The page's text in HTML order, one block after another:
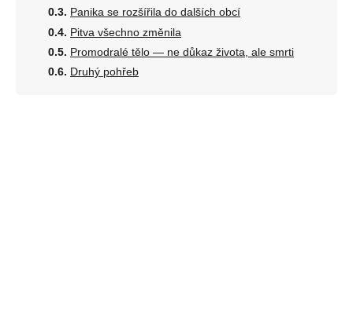
Panika se rozšířila do dalších obcí
Pitva všechno změnila
Promodralé tělo — ne důkaz života, ale smrti
Druhý pohřeb